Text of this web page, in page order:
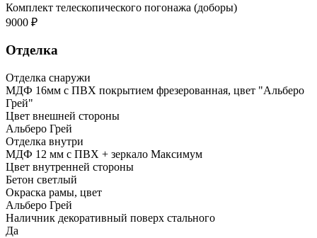
Комплект телескопического погонажа (доборы)
9000 ₽
Отделка
Отделка снаружи
МДФ 16мм с ПВХ покрытием фрезерованная, цвет "Альберо
Грей"
Цвет внешней стороны
Альберо Грей
Отделка внутри
МДФ 12 мм с ПВХ + зеркало Максимум
Цвет внутренней стороны
Бетон светлый
Окраска рамы, цвет
Альберо Грей
Наличник декоративный поверх стального
Да